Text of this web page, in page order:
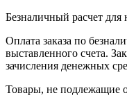
Безналичный расчет
Оплата заказа по
выставленного счета.
зачисления денежных
Товары, не подлежащие